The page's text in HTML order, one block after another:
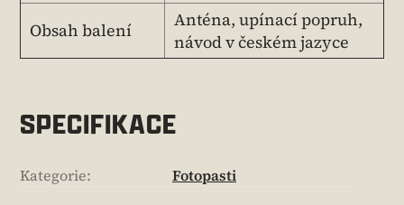
Obsah balení
Anténa, upínací popruh,
návod v českém jazyce
SPECIFIKACE
Kategorie: Fotopasti